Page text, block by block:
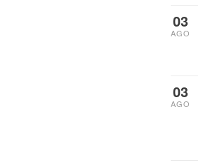
03
AGO
03
AGO